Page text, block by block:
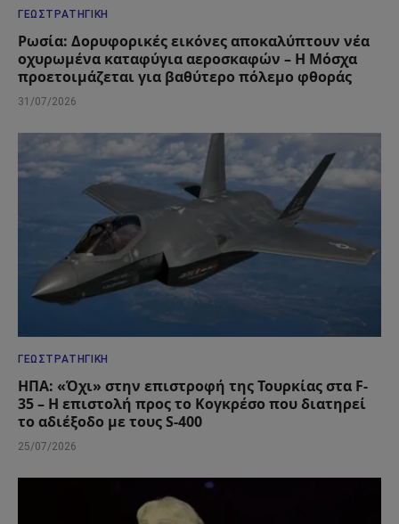
ΓΕΩΣΤΡΑΤΗΓΙΚΉ
Ρωσία: Δορυφορικές εικόνες αποκαλύπτουν νέα
οχυρωμένα καταφύγια αεροσκαφών – Η Μόσχα
προετοιμάζεται για βαθύτερο πόλεμο φθοράς
31/07/2026
ΓΕΩΣΤΡΑΤΗΓΙΚΉ
ΗΠΑ: «Όχι» στην επιστροφή της Τουρκίας στα F-
35 – Η επιστολή προς το Κογκρέσο που διατηρεί
το αδιέξοδο με τους S-400
25/07/2026